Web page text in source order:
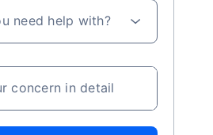
need help with?
concern in detail